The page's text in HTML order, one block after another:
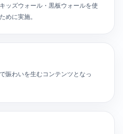
ッズウォール・黒板ウォールを使
めに実施。
賑わいを生むコンテンツとなっ